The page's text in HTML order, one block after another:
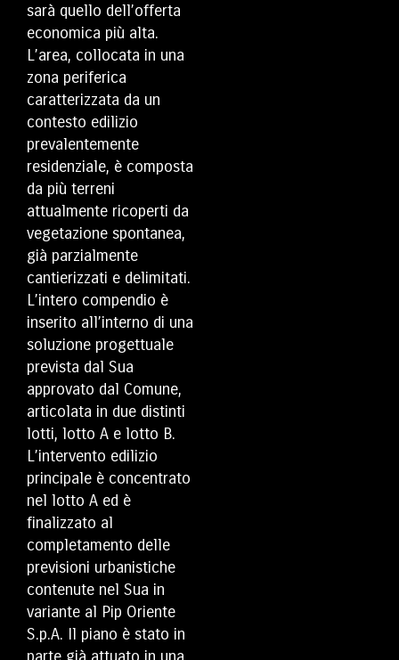
sarà quello dell’offerta
economica più alta.
L’area, collocata in una
zona periferica
caratterizzata da un
contesto edilizio
prevalentemente
residenziale, è composta
da più terreni
attualmente ricoperti da
vegetazione spontanea,
già parzialmente
cantierizzati e delimitati.
L’intero compendio è
inserito all’interno di una
soluzione progettuale
prevista dal Sua
approvato dal Comune,
articolata in due distinti
lotti, lotto A e lotto B.
L’intervento edilizio
principale è concentrato
nel lotto A ed è
finalizzato al
completamento delle
previsioni urbanistiche
contenute nel Sua in
variante al Pip Oriente
S.p.A. Il piano è stato in